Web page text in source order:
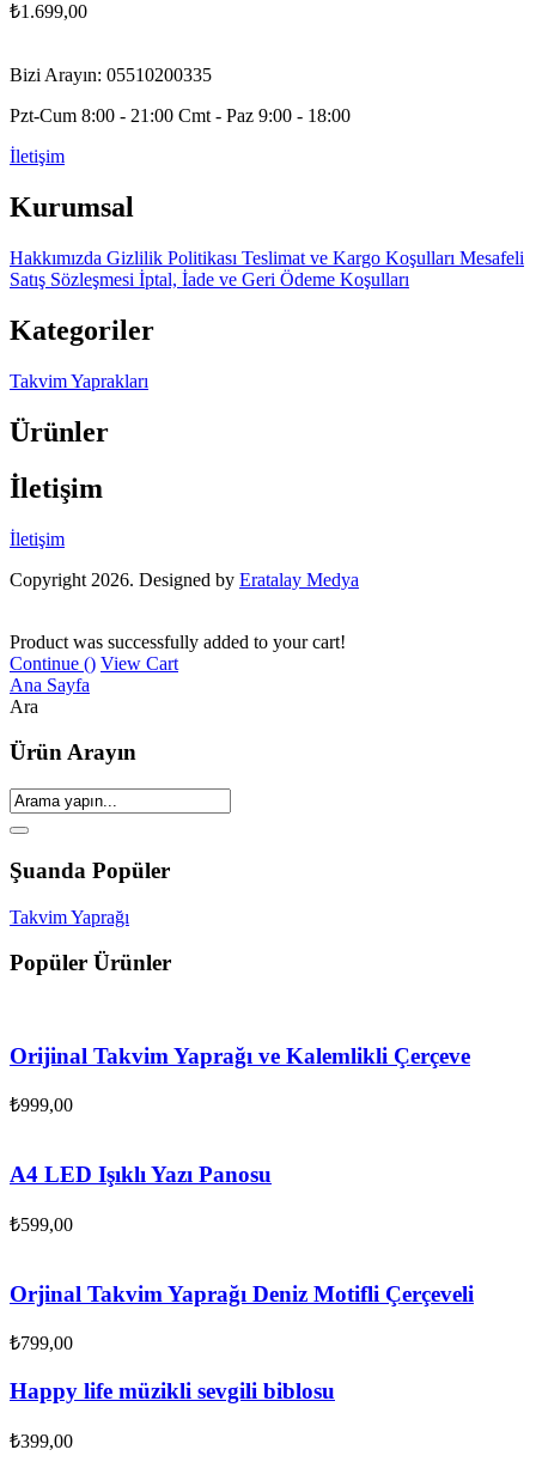
₺1.699,00
Bizi Arayın: 05510200335
Pzt-Cum 8:00 - 21:00 Cmt - Paz 9:00 - 18:00
İletişim
Kurumsal
Hakkımızda Gizlilik Politikası Teslimat ve Kargo Koşulları Mesafeli
Satış Sözleşmesi İptal, İade ve Geri Ödeme Koşulları
Kategoriler
Takvim Yaprakları
Ürünler
İletişim
İletişim
Copyright 2026. Designed by Eratalay Medya
Product was successfully added to your cart!
Continue () View Cart
Ana Sayfa
Ara
Ürün Arayın
Şuanda Popüler
Takvim Yaprağı
Popüler Ürünler
Orijinal Takvim Yaprağı ve Kalemlikli Çerçeve
₺999,00
A4 LED Işıklı Yazı Panosu
₺599,00
Orjinal Takvim Yaprağı Deniz Motifli Çerçeveli
₺799,00
Happy life müzikli sevgili biblosu
₺399,00